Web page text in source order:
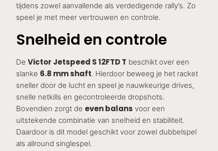
tijdens zowel aanvallende als verdedigende rally’s. Zo
speel je met meer vertrouwen en controle.
Snelheid en controle
De Victor Jetspeed S 12FTD T beschikt over een
slanke 6.8 mm shaft. Hierdoor beweeg je het racket
sneller door de lucht en speel je nauwkeurige drives,
snelle netkills en gecontroleerde dropshots.
Bovendien zorgt de even balans voor een
uitstekende combinatie van snelheid en stabiliteit.
Daardoor is dit model geschikt voor zowel dubbelspel
als allround singlespel.